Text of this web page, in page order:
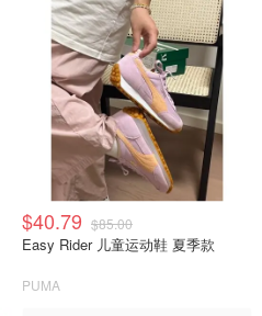
$40.79 $85.00
Easy Rider 儿童运动鞋 夏季款
PUMA